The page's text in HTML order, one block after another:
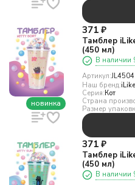
новинка
371 ₽
Тамблер
(450 мл)
В наличии
Артикул:
Наш бренд:
Серия:Кот
Страна
Размер
371 ₽
Тамблер
(450 мл)
В наличии